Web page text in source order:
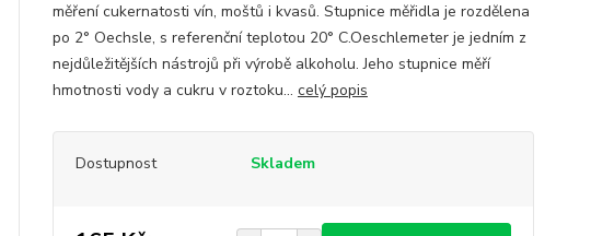
měření cukernatosti vín, moštů i kvasů. Stupnice měřidla je rozdělena
po 2° Oechsle, s referenční teplotou 20° C.Oeschlemeter je jedním z
nejdůležitějších nástrojů při výrobě alkoholu. Jeho stupnice měří
hmotnosti vody a cukru v roztoku... celý popis
Dostupnost Skladem